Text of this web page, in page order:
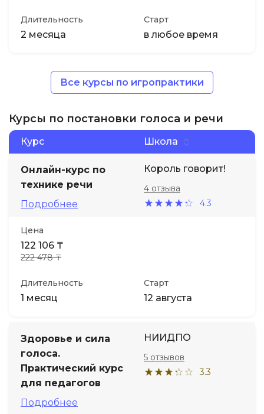
Длительность
2 месяца
Старт
в любое время
Все курсы по игропрактики
Курсы по постановки голоса и речи
Курс Школа
Онлайн-курс по
технике речи
Подробнее
Король говорит!
4.3
4 отзыва
Цена
122 106 ₸
222 478 ₸
Длительность
1 месяц
Старт
12 августа
Здоровье и сила
голоса.
Практический курс
для педагогов
Подробнее
НИИДПО
3.3
5 отзывов